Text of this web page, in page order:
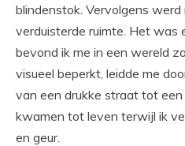
blindenstok. Vervolgens
verduisterde ruimte. Het was
bevond ik me in een wereld
visueel beperkt, leidde me
van een drukke straat tot
kwamen tot leven terwijl ik
en geur.